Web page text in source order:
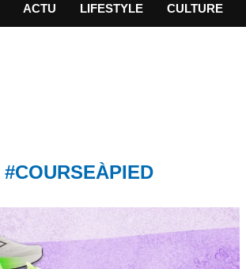
ACTU LIFESTYLE CULTURE
#COURSEÀPIED